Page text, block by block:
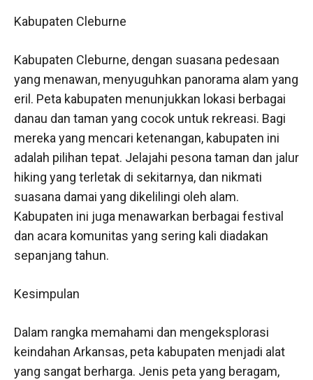
Kabupaten Cleburne
Kabupaten Cleburne, dengan suasana pedesaan
yang menawan, menyuguhkan panorama alam yang
eril. Peta kabupaten menunjukkan lokasi berbagai
danau dan taman yang cocok untuk rekreasi. Bagi
mereka yang mencari ketenangan, kabupaten ini
adalah pilihan tepat. Jelajahi pesona taman dan jalur
hiking yang terletak di sekitarnya, dan nikmati
suasana damai yang dikelilingi oleh alam.
Kabupaten ini juga menawarkan berbagai festival
dan acara komunitas yang sering kali diadakan
sepanjang tahun.
Kesimpulan
Dalam rangka memahami dan mengeksplorasi
keindahan Arkansas, peta kabupaten menjadi alat
yang sangat berharga. Jenis peta yang beragam,